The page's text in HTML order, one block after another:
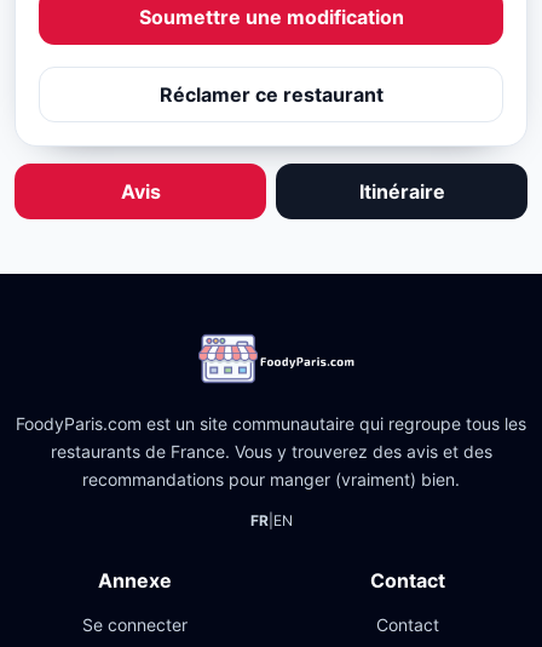
Soumettre une modification
Réclamer ce restaurant
Avis Itinéraire
FoodyParis.com est un site communautaire qui regroupe tous les
restaurants de France. Vous y trouverez des avis et des
recommandations pour manger (vraiment) bien.
FR| EN
Annexe
Se connecter
Contact
Contact